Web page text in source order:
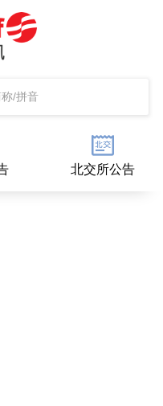
/拼音
北交所公告